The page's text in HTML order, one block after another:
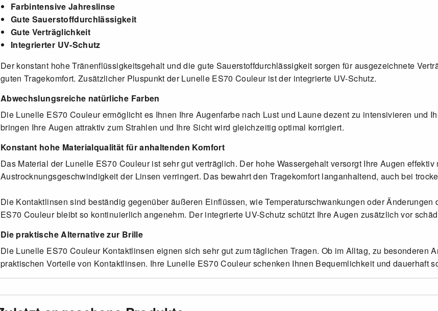
Farbintensive Jahreslinse
Gute Sauerstoffdurchlässigkeit
Gute Verträglichkeit
Integrierter UV-Schutz
Der konstant hohe Tränenflüssigkeitsgehalt und die gute Sauerstoffdurchlässigkeit sorgen für ausgezeichnete
guten Tragekomfort. Zusätzlicher Pluspunkt der Lunelle ES70 Couleur ist der integrierte UV-Schutz.
Abwechslungsreiche natürliche Farben
Die Lunelle ES70 Couleur ermöglicht es Ihnen Ihre Augenfarbe nach Lust und Laune dezent zu intensivieren und
bringen Ihre Augen attraktiv zum Strahlen und Ihre Sicht wird gleichzeitig optimal korrigiert.
Konstant hohe Materialqualität für anhaltenden Komfort
Das Material der Lunelle ES70 Couleur ist sehr gut verträglich. Der hohe Wassergehalt versorgt Ihre Augen
Austrocknungsgeschwindigkeit der Linsen verringert. Das bewahrt den Tragekomfort langanhaltend, auch bei
Die Kontaktlinsen sind beständig gegenüber äußeren Einflüssen, wie Temperaturschwankungen oder
ES70 Couleur bleibt so kontinuierlich angenehm. Der integrierte UV-Schutz schützt Ihre Augen zusätzlich vor
Die praktische Alternative zur Brille
Die Lunelle ES70 Couleur Kontaktlinsen eignen sich sehr gut zum täglichen Tragen. Ob im Alltag, zu besonderen
praktischen Vorteile von Kontaktlinsen. Ihre Lunelle ES70 Couleur schenken Ihnen Bequemlichkeit und dauerhaft